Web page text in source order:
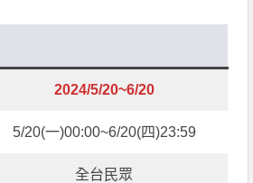
2024/5/20~6/20
5/20(一)00:00~6/20(四)23:59
全台民眾